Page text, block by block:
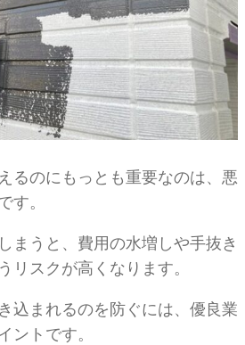
るのにもっとも重要なのは、悪
す。
まうと、費用の水増しや手抜き
リスクが高くなります。
込まれるのを防ぐには、優良業
ントです。